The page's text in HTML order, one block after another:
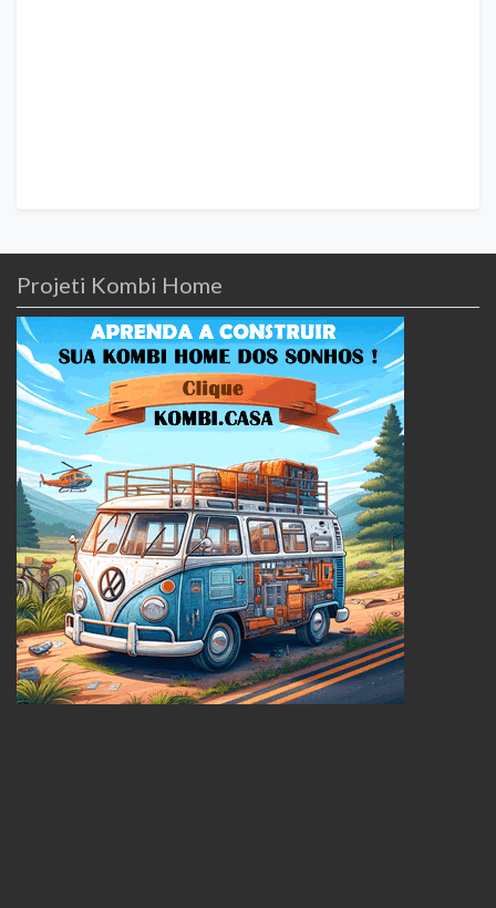
Projeti Kombi Home